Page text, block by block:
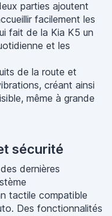
parties ajoutent
facilement les
fait de la Kia K5 un
et les
de la route et
créant ainsi
même à grande
sécurité
dernières
tactile compatible
Des fonctionnalités